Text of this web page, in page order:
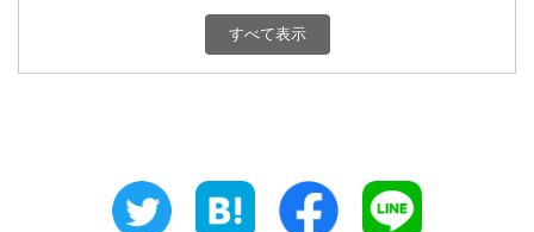
300円 富山県
300円 三重県
すべて表示